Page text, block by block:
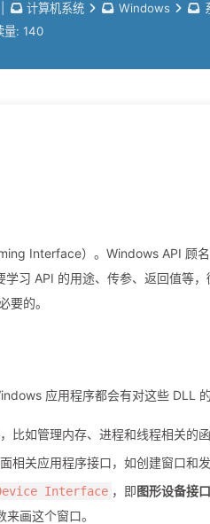
计算机系统 Windows
量: 140
Interface）。Windows API 顾
习 API 的用途、传参、返回值等
要的。
应用程序都会有对这些 DLL 的
比如管理内存、进程和线程相关的函
相关应用程序接口，如创建窗口和发
Interface ，即图形设备接口
画这个窗口。